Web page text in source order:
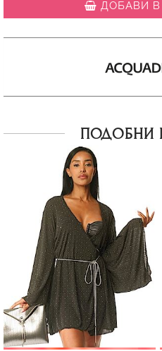
ДОБАВИ В
ПОДОБНИ